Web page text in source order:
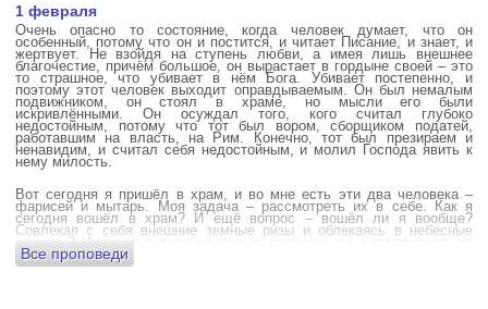
1 февраля
Очень опасно то состояние, когда человек думает, что он
особенный, потому что он и постится, и читает Писание, и знает, и
жертвует. Не взойдя на ступень любви, а имея лишь внешнее
благочестие, причём большое, он вырастает в гордыне своей – это
то страшное, что убивает в нём Бога. Убивает постепенно, и
поэтому этот человек выходит оправдываемым. Он был немалым
подвижником, он стоял в храме, но мысли его были
искривлёнными. Он осуждал того, кого считал глубоко
недостойным, потому что тот был вором, сборщиком податей,
работавшим на власть, на Рим. Конечно, тот был презираем и
ненавидим, и считал себя недостойным, и молил Господа явить к
нему милость.
Вот сегодня я пришёл в храм, и во мне есть эти два человека –
фарисей и мытарь. Моя задача – рассмотреть их в себе. Как я
сегодня вошёл в храм? И ещё вопрос – вошёл ли я вообще?
Совлекая с себя внешние земные ризы и облекаясь в небесные
одежды? Имеется в виду не только внешние, но и внутренние, то
есть помыслы.
Все проповеди